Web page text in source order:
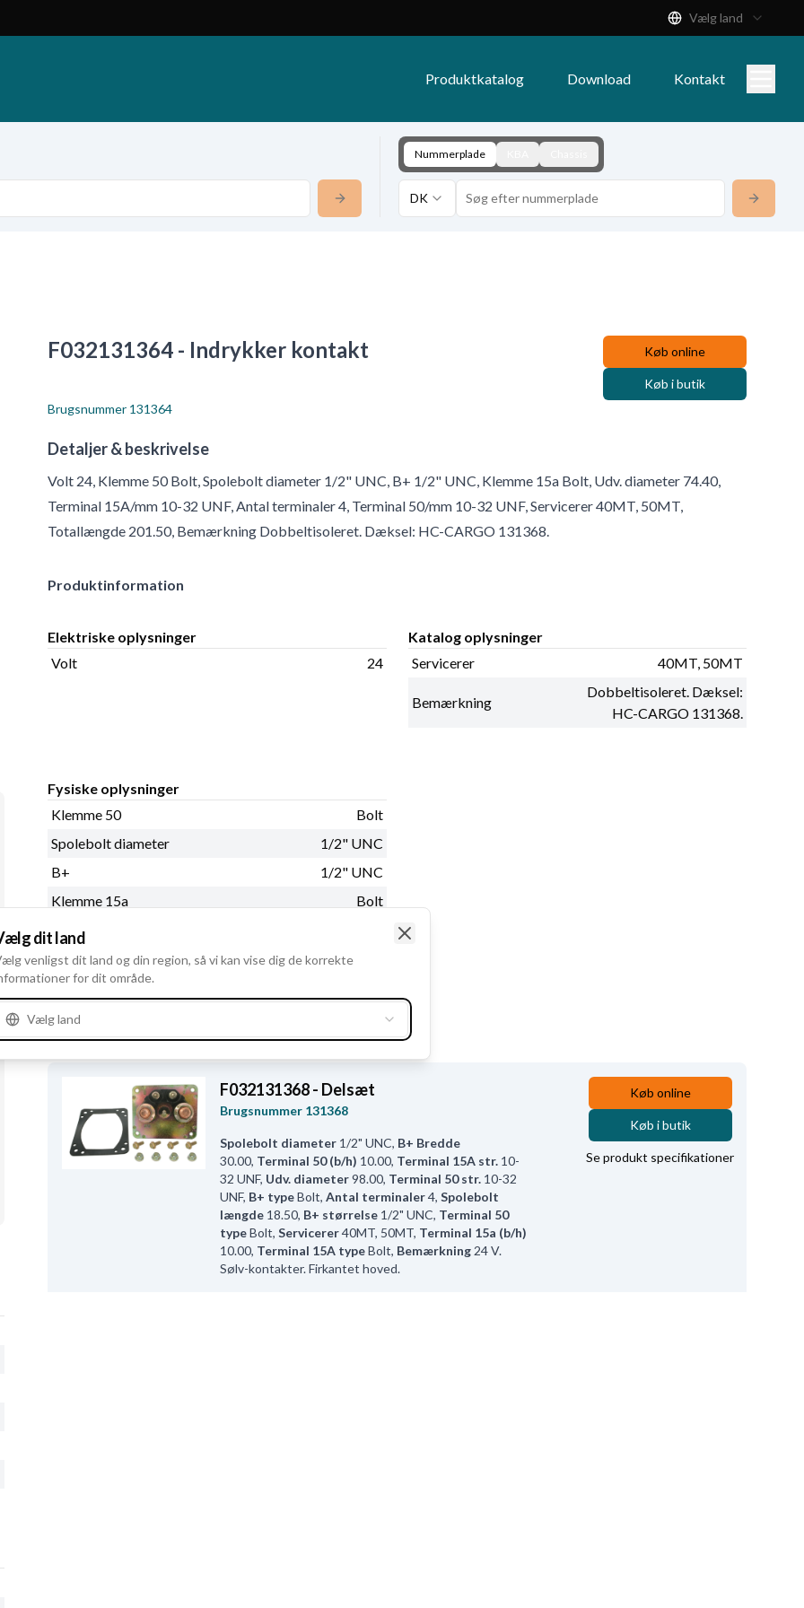
Vælg land
Produktkatalog Download Kontakt
Nummerplade
DK
F032131364 - Indrykker kontakt Køb online
Køb i butik
Brugsnummer 131364
Detaljer & beskrivelse
Volt 24, Klemme 50 Bolt, Spolebolt diameter 1/2" UNC, B+ 1/2" UNC, Klemme 15a Bolt, Udv. diameter 74.40,
Terminal 15A/mm 10-32 UNF, Antal terminaler 4, Terminal 50/mm 10-32 UNF, Servicerer 40MT, 50MT,
Totallængde 201.50, Bemærkning Dobbeltisoleret. Dæksel: HC-CARGO 131368.
Produktinformation
Elektriske oplysninger
Volt
24
Katalog oplysninger
Servicerer
40MT, 50MT
Bemærkning
Dobbeltisoleret. Dæksel:
HC-CARGO 131368.
Fysiske oplysninger
Klemme 50
Bolt
Spolebolt diameter
1/2" UNC
B+
1/2" UNC
Klemme 15a
Bolt
Udv. diameter
Antal terminaler
Totallængde
Tilbehør
F032131368 - Delsæt
Brugsnummer 131368
Spolebolt diameter 1/2" UNC, B+ Bredde
30.00, Terminal 50 (b/h) 10.00, Terminal 15A str. 10-
32 UNF, Udv. diameter98.00, Terminal 50 str. 10-32
UNF, B+ typeBolt,Antal terminaler4,Spolebolt
længde 18.50, B+ størrelse 1/2" UNC, Terminal 50
typeBolt,Servicerer40MT, 50MT, Terminal 15a (b/h)
10.00, Terminal 15A typeBolt, Bemærkning 24 V.
Sølv-kontakter. Firkantet hoved.
Køb online
Køb i butik
Se produkt specifikationer
dit land
venligst dit land og din region, så vi kan vise dig de korrekte
for dit område.
Vælg land